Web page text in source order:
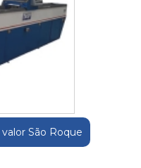
São Roque